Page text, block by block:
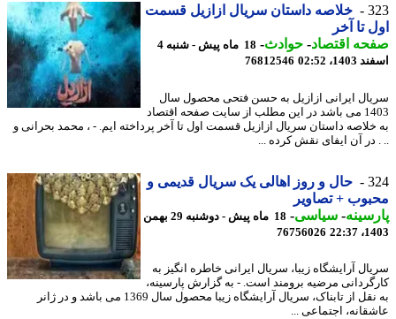
خلاصه داستان سریال ازازیل قسمت
تا آخر
اقتصاد-حوادث -
18 ماه پیش - شنبه 4
02:52
76812546
ایرانی ازازیل به حسن فتحی محصول سال
1403 می باشد در این مطلب از سایت صفحه اقتصاد
داستان سریال ازازیل قسمت اول تا آخر پرداخته ایم. - ، محمد بحرانی و
آن ایفای نقش کرده ...
حال و روز اهالی یک سریال قدیمی و
+ تصاویر
-سیاسی-
18 ماه پیش - دوشنبه 29 بهمن
76756026
آرایشگاه زیبا، سریال ایرانی خاطره انگیز به
مرضیه برومند است. - به گزارش پارسینه،
به نقل از تابناک، سریال آرایشگاه زیبا محصول سال 1369 می باشد و در ژانر
اجتماعی ...